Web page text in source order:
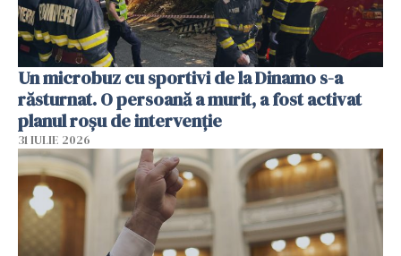
Un microbuz cu sportivi de la Dinamo s-a
răsturnat. O persoană a murit, a fost activat
planul roșu de intervenție
31 IULIE 2026